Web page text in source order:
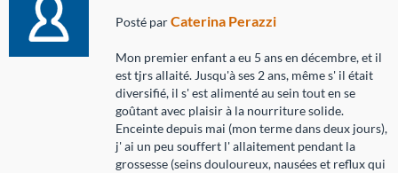
Posté parCaterina Perazzi
Mon premier enfant a eu 5 ans en décembre, et il
est tjrs allaité. Jusqu'à ses 2 ans, même s' il était
diversifié, il s' est alimenté au sein tout en se
goûtant avec plaisir à la nourriture solide.
Enceinte depuis mai (mon terme dans deux jours),
j' ai un peu souffert l' allaitement pendant la
grossesse (seins douloureux, nausées et reflux qui